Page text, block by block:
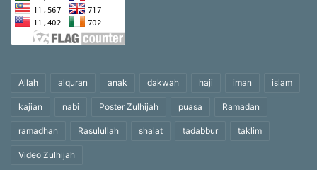
Allah alquran anak dakwah haji iman islam
kajian nabi Poster Zulhijah puasa Ramadan
ramadhan Rasulullah shalat tadabbur taklim
Video Zulhijah